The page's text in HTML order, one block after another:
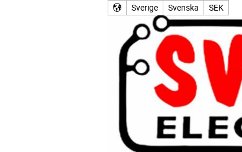
Sverige Svenska SEK